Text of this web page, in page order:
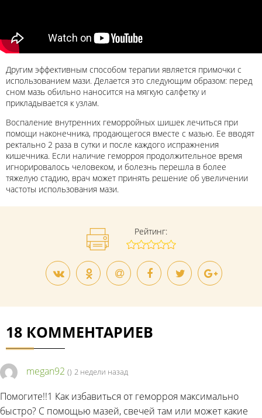
Другим эффективным способом терапии является примочки с
использованием мази. Делается это следующим образом: перед
сном мазь обильно наносится на мягкую салфетку и
прикладывается к узлам.
Воспаление внутренних геморройных шишек лечиться при
помощи наконечника, продающегося вместе с мазью. Ее вводят
ректально 2 раза в сутки и после каждого испражнения
кишечника. Если наличие геморроя продолжительное время
игнорировалось человеком, и болезнь перешла в более
тяжелую стадию, врач может принять решение об увеличении
частоты использования мази.
Рейтинг:
18 КОММЕНТАРИЕВ
megan92 () 2 недели назад
Помогите!!1 Как избавиться от геморроя максимально
быстро? С помощью мазей, свечей там или может какие